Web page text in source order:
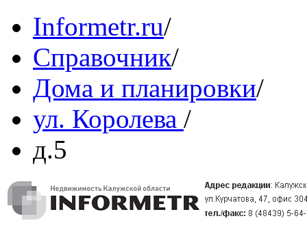
Informetr.ru/
Справочник/
Дома и планировки/
ул. Королева /
д.5